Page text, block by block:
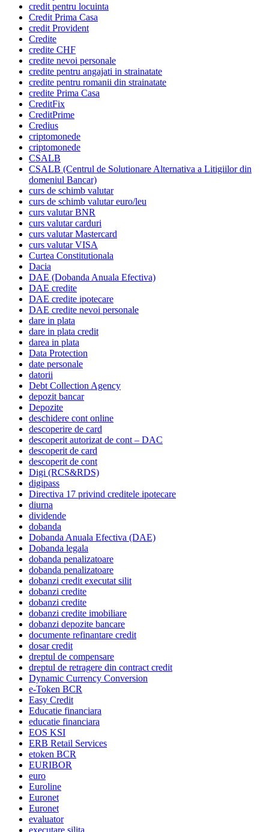
credit pentru locuinta
Credit Prima Casa
credit Provident
Credite
credite CHF
credite nevoi personale
credite pentru angajati in strainatate
credite pentru romanii din strainatate
credite Prima Casa
CreditFix
CreditPrime
Credius
criptomonede
criptomonede
CSALB
CSALB (Centrul de Solutionare Alternativa a Litigiilor din
domeniul Bancar)
curs de schimb valutar
curs de schimb valutar euro/leu
curs valutar BNR
curs valutar carduri
curs valutar Mastercard
curs valutar VISA
Curtea Constitutionala
Dacia
DAE (Dobanda Anuala Efectiva)
DAE credite
DAE credite ipotecare
DAE credite nevoi personale
dare in plata
dare in plata credit
darea in plata
Data Protection
date personale
datorii
Debt Collection Agency
depozit bancar
Depozite
deschidere cont online
descoperire de card
descoperit autorizat de cont – DAC
descoperit de card
descoperit de cont
Digi (RCS&RDS)
digipass
Directiva 17 privind creditele ipotecare
diurna
dividende
dobanda
Dobanda Anuala Efectiva (DAE)
Dobanda legala
dobanda penalizatoare
dobanda penalizatoare
dobanzi credit executat silit
dobanzi credite
dobanzi credite
dobanzi credite imobiliare
dobanzi depozite bancare
documente refinantare credit
dosar credit
dreptul de compensare
dreptul de retragere din contract credit
Dynamic Currency Conversion
e-Token BCR
Easy Credit
Educatie financiara
educatie financiara
EOS KSI
ERB Retail Services
etoken BCR
EURIBOR
euro
Euroline
Euronet
Euronet
evaluator